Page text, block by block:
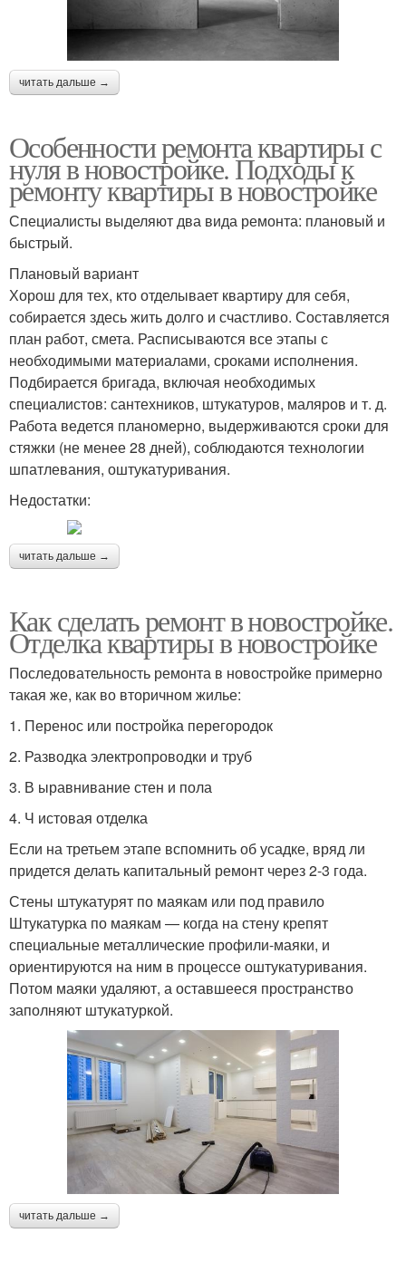
читать дальше →
Особенности ремонта квартиры с
нуля в новостройке. Подходы к
ремонту квартиры в новостройке
Специалисты выделяют два вида ремонта: плановый и
быстрый.
Плановый вариант
Хорош для тех, кто отделывает квартиру для себя,
собирается здесь жить долго и счастливо. Составляется
план работ, смета. Расписываются все этапы с
необходимыми материалами, сроками исполнения.
Подбирается бригада, включая необходимых
специалистов: сантехников, штукатуров, маляров и т. д.
Работа ведется планомерно, выдерживаются сроки для
стяжки (не менее 28 дней), соблюдаются технологии
шпатлевания, оштукатуривания.
Недостатки:
читать дальше →
Как сделать ремонт в новостройке.
Отделка квартиры в новостройке
Последовательность ремонта в новостройке примерно
такая же, как во вторичном жилье:
1. Перенос или постройка перегородок
2. Разводка электропроводки и труб
3. В ыравнивание стен и пола
4. Ч истовая отделка
Если на третьем этапе вспомнить об усадке, вряд ли
придется делать капитальный ремонт через 2-3 года.
Стены штукатурят по маякам или под правило
Штукатурка по маякам — когда на стену крепят
специальные металлические профили-маяки, и
ориентируются на ним в процессе оштукатуривания.
Потом маяки удаляют, а оставшееся пространство
заполняют штукатуркой.
читать дальше →